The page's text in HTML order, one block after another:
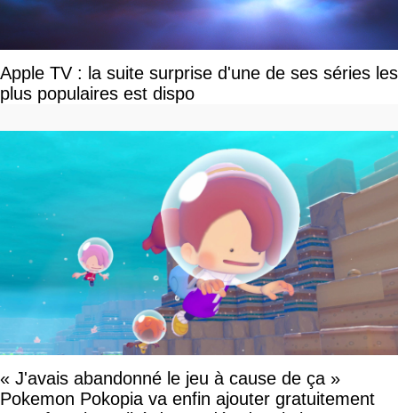
Apple TV : la suite surprise d'une de ses séries les
plus populaires est dispo
« J'avais abandonné le jeu à cause de ça »
Pokemon Pokopia va enfin ajouter gratuitement